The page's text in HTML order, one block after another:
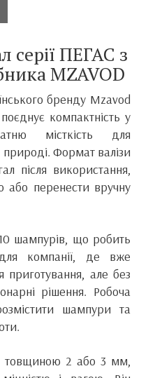
серії ПЕГАС з
MZAVOD
бренду Mzavod
компактність у
місткість для
Формат валізи
після використання,
або перенести вручну
шампурів, що робить
компанії, де вже
приготування, але без
рішення. Робоча
шампури та
товщиною 2 або 3 мм,